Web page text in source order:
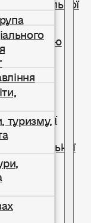
туризму,
про